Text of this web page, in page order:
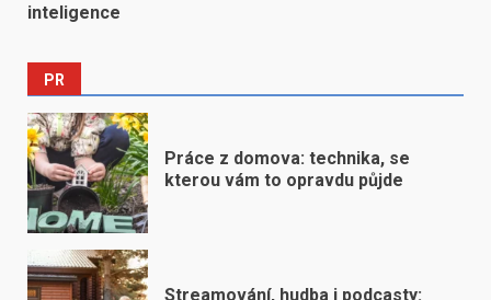
inteligence
PR
Práce z domova: technika, se
kterou vám to opravdu půjde
Streamování, hudba i podcasty: